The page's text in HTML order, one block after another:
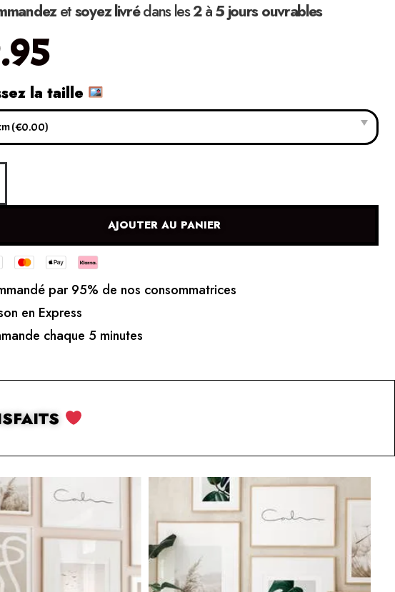
etsoyezlivrédans les2à5 jours ouvrables
la taille
AJOUTER AU PANIER
par 95% de nos consommatrices
en Express
chaque 5 minutes